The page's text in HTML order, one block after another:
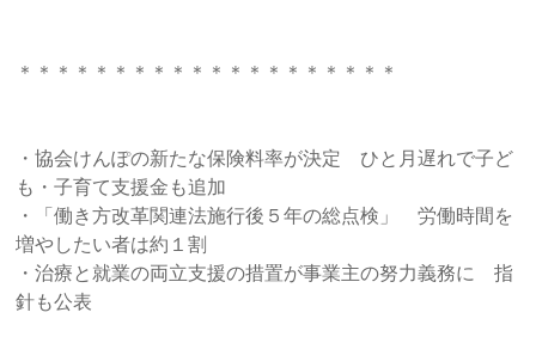
＊＊＊＊＊＊＊＊＊＊＊＊＊＊＊＊＊＊＊＊
・協会けんぽの新たな保険料率が決定 ひと月遅れで子ど
も・子育て支援金も追加
・「働き方改革関連法施行後５年の総点検」 労働時間を
増やしたい者は約１割
・治療と就業の両立支援の措置が事業主の努力義務に 指
針も公表